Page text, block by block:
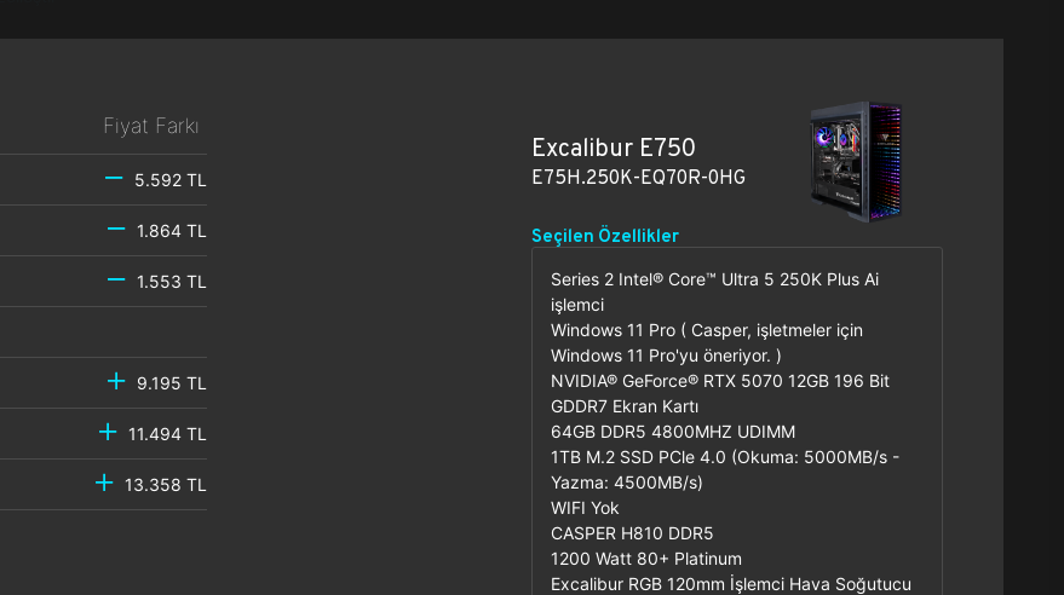
Fiyat Farkı
5.592 TL
1.864 TL
1.553 TL
9.195 TL
11.494 TL
13.358 TL
Excalibur E750
E75H.250K-EQ70R-0HG
Seçilen Özellikler
Series 2 Intel® Core™ Ultra 5 250K Plus Ai
işlemci
Windows 11 Pro ( Casper, işletmeler için
Windows 11 Pro'yu öneriyor. )
NVIDIA® GeForce® RTX 5070 12GB 196 Bit
GDDR7 Ekran Kartı
64GB DDR5 4800MHZ UDIMM
1TB M.2 SSD PCle 4.0 (Okuma: 5000MB/s -
Yazma: 4500MB/s)
WIFI Yok
CASPER H810 DDR5
1200 Watt 80+ Platinum
Excalibur RGB 120mm İşlemci Hava Soğutucu